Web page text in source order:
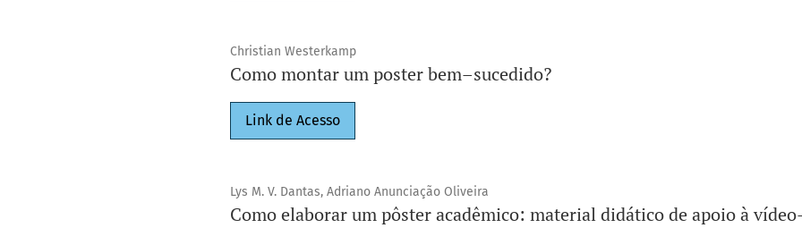
Christian Westerkamp
Como montar um poster bem–sucedido?
Link de Acesso
Lys M. V. Dantas, Adriano Anunciação Oliveira
Como elaborar um pôster acadêmico: material didático de apoio à